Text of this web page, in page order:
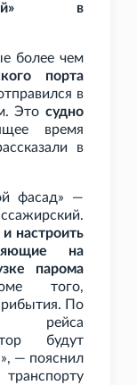
в
более чем
порта
в
Это судно
время
в
фасад» —
настроить
на
парома
того,
По
рейса
будут
— пояснил